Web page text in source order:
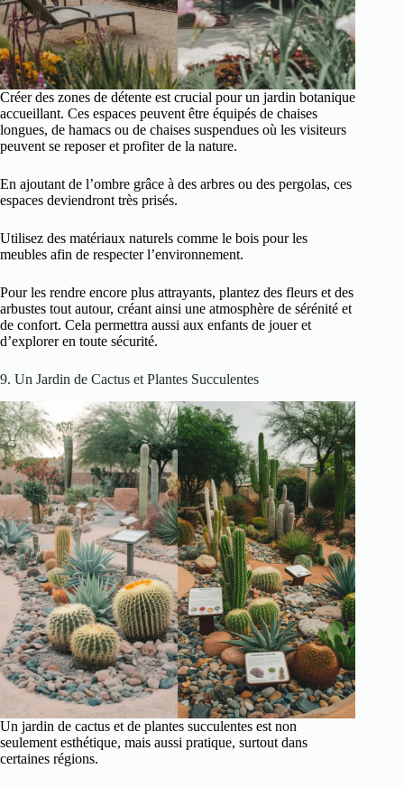
Créer des zones de détente est crucial pour un jardin botanique
accueillant. Ces espaces peuvent être équipés de chaises
longues, de hamacs ou de chaises suspendues où les visiteurs
peuvent se reposer et profiter de la nature.
En ajoutant de l’ombre grâce à des arbres ou des pergolas, ces
espaces deviendront très prisés.
Utilisez des matériaux naturels comme le bois pour les
meubles afin de respecter l’environnement.
Pour les rendre encore plus attrayants, plantez des fleurs et des
arbustes tout autour, créant ainsi une atmosphère de sérénité et
de confort. Cela permettra aussi aux enfants de jouer et
d’explorer en toute sécurité.
9. Un Jardin de Cactus et Plantes Succulentes
Un jardin de cactus et de plantes succulentes est non
seulement esthétique, mais aussi pratique, surtout dans
certaines régions.